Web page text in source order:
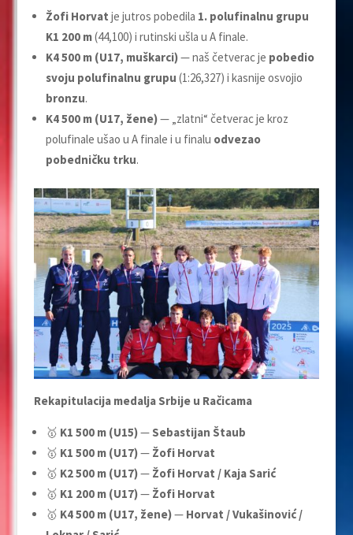
Žofi Horvat je jutros pobedila 1. polufinalnu grupu
K1 200 m(44,100) i rutinski ušla u A finale.
K4 500 m (U17, muškarci)— naš četverac je pobedio
svoju polufinalnu grupu (1:26,327) i kasnije osvojio
bronzu.
K4 500 m (U17, žene)— „zlatni“ četverac je kroz
polufinale ušao u A finale i u finalu odvezao
pobedničku trku.
Rekapitulacija medalja Srbije u Račicama
🥇 K1 500 m (U15)— Sebastijan Štaub
🥇 K1 500 m (U17)— Žofi Horvat
🥇 K2 500 m (U17)— Žofi Horvat / Kaja Sarić
🥇 K1 200 m (U17)— Žofi Horvat
🥇 K4 500 m (U17, žene)— Horvat / Vukašinović /